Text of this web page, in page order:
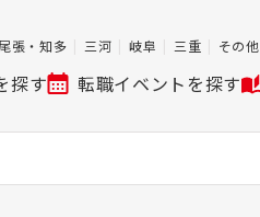
尾張・知多 三河 岐阜 三重 その他
探す 転職イベントを探す